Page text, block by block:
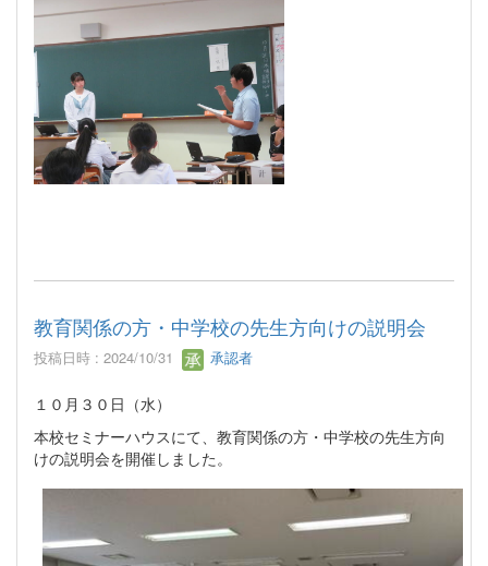
教育関係の方・中学校の先生方向けの説明会
投稿日時 : 2024/10/31 承認者
１０月３０日（水）
本校セミナーハウスにて、教育関係の方・中学校の先生方向
けの説明会を開催しました。